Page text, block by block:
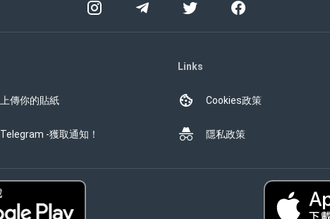
上傳你的貼紙
Telegram -獲取通知！
Links
Cookies政策
隱私政策